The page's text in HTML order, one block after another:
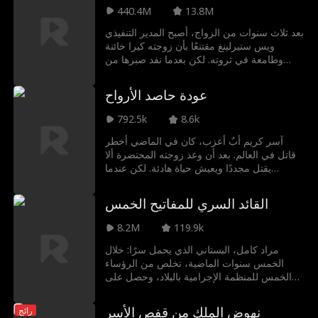
لاحقًا بالملياردير حسام الخالدي، الذي اكتشف أن
الولد هو ابنه الذي لم يكن يعلم بوجوده. حاول
حسام تتبع أثرهما، لكنه فقدهما بسبب الظروف،
لتعود الأقدار وتجمع بينهما مرة أخرى بعد سلسلة
من التعقيدات وسوء الفهم، وتبدأ خيوط قصة
المفقود من حياتهما إلى الواجهة من جديد
440.4M
13.8M
بعد ثلاث سنوات من الزواج، أصبح المدير التنفيذي
ويس ستيرلينغ مقتنعًا بأن زوجته كيرا خائنة
وطامعة في ثروته. لكن بعدما نفد صبرها من
واستعادة هويتها الحقيقية... وريثة ملياردير! كيف
سيتصرف ويس عندما يدرك أنه ارتكب أكبر خطأ
في حياته؟ هل ستنتقم كيرا منه... أم ستعود لحبه
مرة أخرى؟
عودة حاصد الأرواح
792.5k
8.6k
آسر كريم أبٌ أعزب، كان في الماضي أخطر
قاتل في العالم. بعد أن وعد زوجته المحتضرة ألا
يقتل مجددًا ويعيش حياة هادئة. لكن عندما
لكسر وعده والعودة ليصبح القاتل الأسطوري الذي
يرعب الأشرار.
القائد السري للمفاتيح الخمس
8.2M
119.9k
مراد كامل، البستاني الذي يحمل سرًا: خلال
الخمس سنوات الماضية، تخلص من الرؤساء
الخمس للمنظمة الإجرامية بالبلاد، وحصل على
أيضًا المفاتيح الخمسة للخزنة السرية بالقبو التي
رائج نهوض الملك من قفص الأسر